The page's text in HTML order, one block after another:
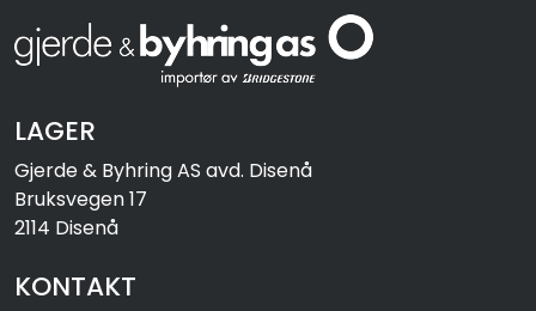
LAGER
Gjerde & Byhring AS avd. Disenå
Bruksvegen 17
2114 Disenå
KONTAKT